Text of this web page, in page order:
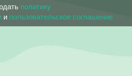
политику
и пользовательское соглашение